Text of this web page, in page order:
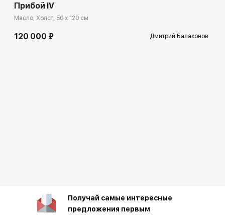
Прибой IV
Масло, Холст, 50 x 120 см
120 000 ₽ Дмитрий Балахонов
Получай самые интересные
предложения первым